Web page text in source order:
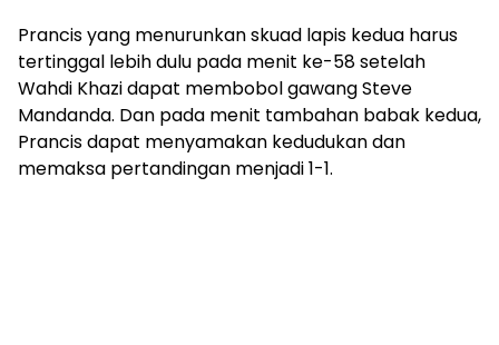
Prancis yang menurunkan skuad lapis kedua harus
tertinggal lebih dulu pada menit ke-58 setelah
Wahdi Khazi dapat membobol gawang Steve
Mandanda. Dan pada menit tambahan babak kedua,
Prancis dapat menyamakan kedudukan dan
memaksa pertandingan menjadi 1-1.